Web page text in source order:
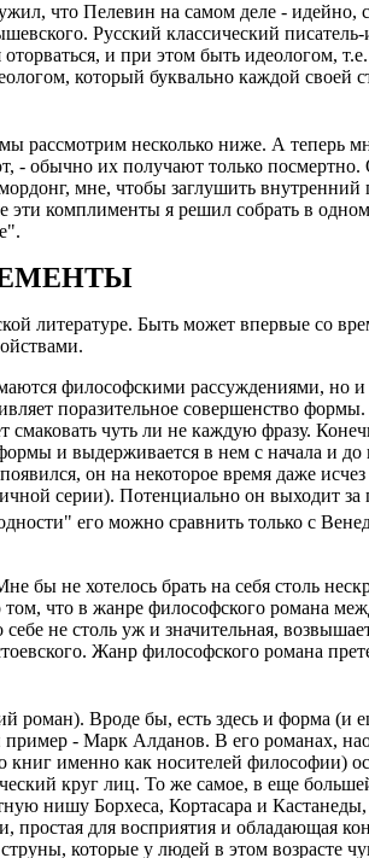
что Пелевин на самом деле - идейно,
Русский классический
и при этом быть идеологом,
который буквально каждой своей
рассмотрим несколько ниже. А теперь
- обычно их получают только посмертно.
мне, чтобы заглушить внутренний
эти комплименты я решил собрать в
литературе. Быть может впервые со
философскими рассуждениями, но
поразительное совершенство
чуть ли не каждую фразу.
и выдерживается в нем с начала и
он на некоторое время даже
серии). Потенциально он выходит за
его можно сравнить только с
бы не хотелось брать на себя столь
что в жанре философского романа
не столь уж и значительная,
Жанр философского романа
роман). Вроде бы, есть здесь и форма (и
- Марк Алданов. В его романах,
книг именно как носителей философии)
круг лиц. То же самое, в еще
нишу Борхеса, Кортасара и
простая для восприятия и обладающая
которые у людей в этом возрасте